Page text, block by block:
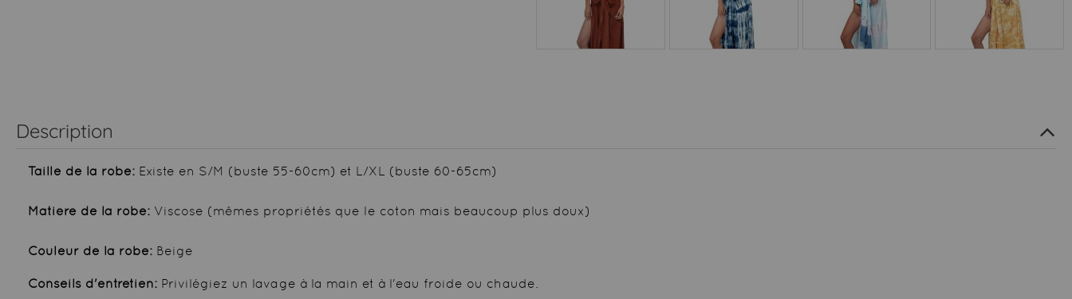
Description
Taille de la robe: Existe en S/M (buste 55-60cm) et L/XL (buste 60-65cm)
Matière de la robe: Viscose (mêmes propriétés que le coton mais beaucoup plus doux)
Couleur de la robe: Beige
Conseils d'entretien: Privilégiez un lavage à la main et à l'eau froide ou chaude.